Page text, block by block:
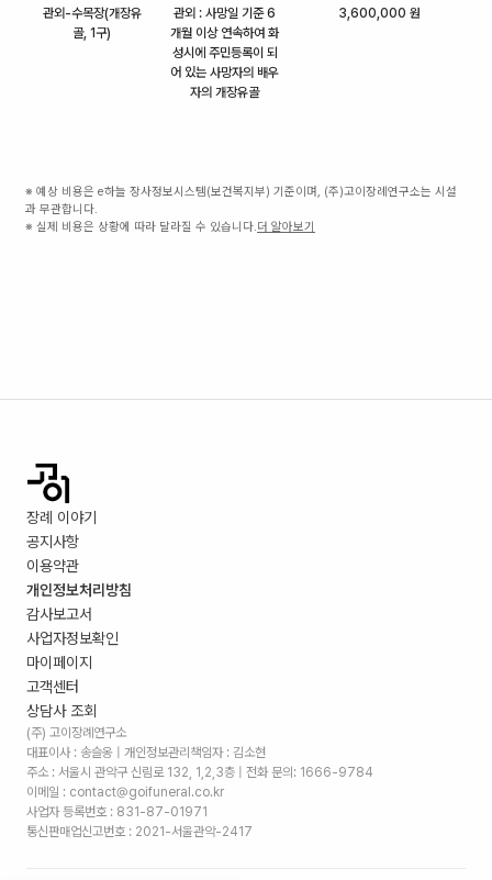
관외-수목장(개장유
골, 1구)
관외 : 사망일 기준 6
개월 이상 연속하여 화
성시에 주민등록이 되
어 있는 사망자의 배우
자의 개장유골
3,600,000 원
※ 예상 비용은 e하늘 장사정보시스템(보건복지부) 기준이며, (주)고이장례연구소는 시설
과 무관합니다.
※ 실제 비용은 상황에 따라 달라질 수 있습니다.더 알아보기
장례 이야기
공지사항
이용약관
개인정보처리방침
감사보고서
사업자정보확인
마이페이지
고객센터
상담사 조회
(주) 고이장례연구소
대표이사 : 송슬옹 | 개인정보관리책임자 : 김소현
주소 : 서울시 관악구 신림로 132, 1,2,3층 | 전화 문의: 1666-9784
이메일 : contact@goifuneral.co.kr
사업자 등록번호 : 831-87-01971
통신판매업신고번호 : 2021-서울관악-2417